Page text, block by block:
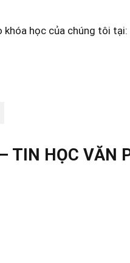
khóa học của chúng tôi tại:
TIN HỌC VĂN